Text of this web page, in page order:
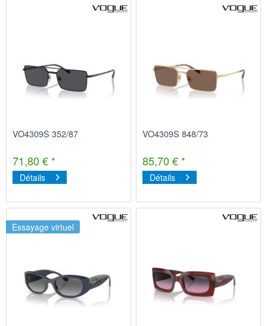
VO4309S 352/87
71,80 € *
Détails
VO4309S 848/73
85,70 € *
Détails
Essayage virtuel